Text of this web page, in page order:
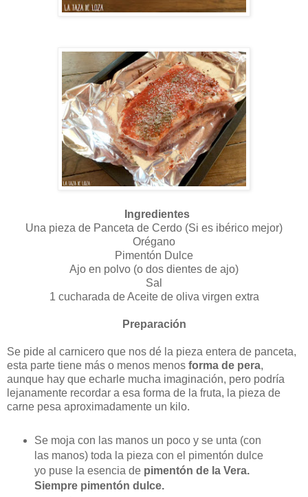
Ingredientes
Una pieza de Panceta de Cerdo (Si es ibérico mejor)
Orégano
Pimentón Dulce
Ajo en polvo (o dos dientes de ajo)
Sal
1 cucharada de Aceite de oliva virgen extra
Preparación
Se pide al carnicero que nos dé la pieza entera de panceta,
esta parte tiene más o menos menos forma de pera,
aunque hay que echarle mucha imaginación, pero podría
lejanamente recordar a esa forma de la fruta, la pieza de
carne pesa aproximadamente un kilo.
Se moja con las manos un poco y se unta (con
las manos) toda la pieza con el pimentón dulce
yo puse la esencia depimentón de la Vera.
Siempre pimentón dulce.